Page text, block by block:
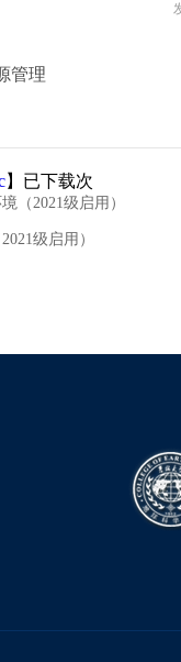
管理
】已下载次
（2021级启用）
级启用）